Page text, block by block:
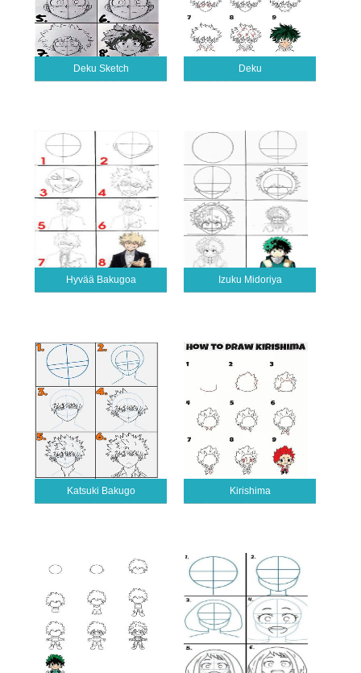
Deku Sketch Deku
Hyvää Bakugoa Izuku Midoriya
Katsuki Bakugo Kirishima